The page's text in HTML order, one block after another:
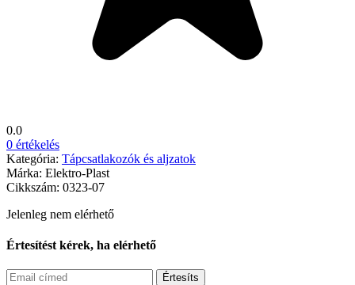
0.0
0 értékelés
Kategória: Tápcsatlakozók és aljzatok
Márka: Elektro-Plast
Cikkszám: 0323-07
Jelenleg nem elérhető
Értesítést kérek, ha elérhető
Értesíts